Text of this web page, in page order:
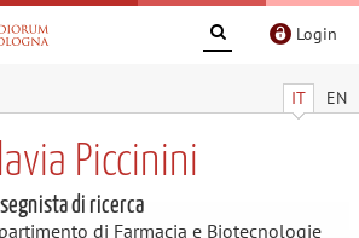
Login
IT EN
Piccinini
di ricerca
di Farmacia e Biotecnologie